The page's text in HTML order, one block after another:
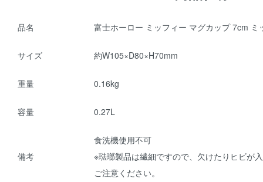
品名 富士ホーロー ミッフィー マグカップ 7cm ミ
サイズ 約W105×D80×H70mm
重量 0.16kg
容量 0.27L
備考
食洗機使用不可
※琺瑯製品は繊細ですので、欠けたりヒビが
ご注意ください。